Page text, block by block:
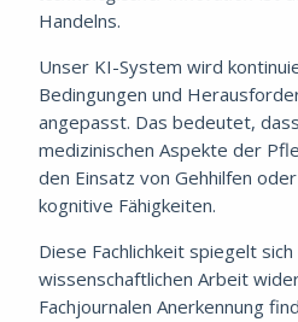
Handelns.
Unser KI-System wird
Bedingungen und
angepasst. Das bedeutet,
medizinischen Aspekte der
den Einsatz von Gehhilfen
kognitive Fähigkeiten.
Diese Fachlichkeit spiegelt
wissenschaftlichen Arbeit
Fachjournalen Anerkennung